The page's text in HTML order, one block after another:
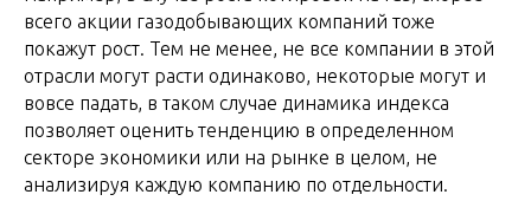
всего акции газодобывающих компаний тоже
покажут рост. Тем не менее, не все компании в этой
отрасли могут расти одинаково, некоторые могут и
вовсе падать, в таком случае динамика индекса
позволяет оценить тенденцию в определенном
секторе экономики или на рынке в целом, не
анализируя каждую компанию по отдельности.